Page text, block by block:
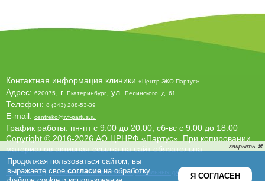
Контактная информация клиники «Центр ЭКО-Партус»
Адрес: 620075 , г. Екатеринбург , ул. Белинского, д. 61
Телефон: 8 (343) 288-53-39
E-mail: centreko@ivf-partus.ru
График работы: пн-пт с 9.00 до 20.00, сб-вс с 9.00 до 18.00
Copyright © 2016-2026 АО ЦРНРФ «Партус». При копировании
материалов активная ссылка на сайт обязательна
Карта сайта|Положение об обработке персональных данных|Согласие на